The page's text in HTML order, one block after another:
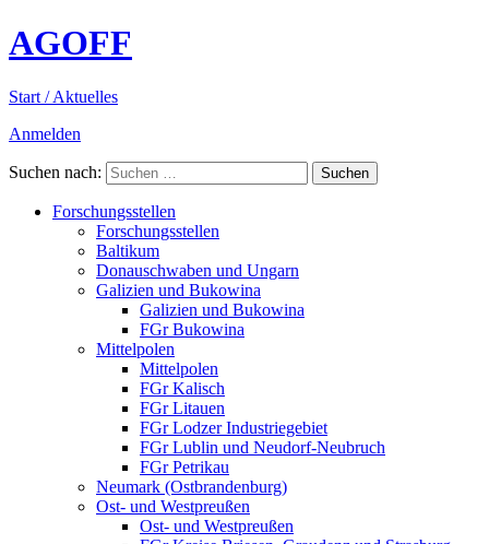
AGOFF
Start / Aktuelles
Anmelden
Suchen nach:
Forschungsstellen
Forschungsstellen
Baltikum
Donauschwaben und Ungarn
Galizien und Bukowina
Galizien und Bukowina
FGr Bukowina
Mittelpolen
Mittelpolen
FGr Kalisch
FGr Litauen
FGr Lodzer Industriegebiet
FGr Lublin und Neudorf-Neubruch
FGr Petrikau
Neumark (Ostbrandenburg)
Ost- und Westpreußen
Ost- und Westpreußen